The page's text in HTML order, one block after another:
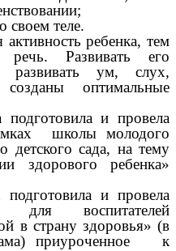
своем теле.
ребенка, тем
речь. Развивать его
развивать ум, слух,
оптимальные
и провела
школы молодого
детского сада, на тему
здорового ребенка»
и провела
для воспитателей
в страну здоровья» (в
приуроченное к